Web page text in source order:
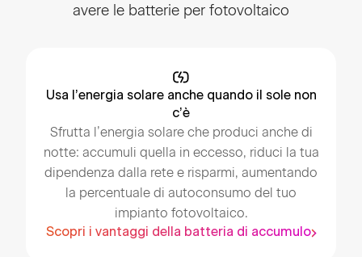
avere le batterie per fotovoltaico
Usa l’energia solare anche quando il sole non
c’è
Sfrutta l’energia solare che produci anche di
notte: accumuli quella in eccesso, riduci la tua
dipendenza dalla rete e risparmi, aumentando
la percentuale di autoconsumo del tuo
impianto fotovoltaico.
Scopri i vantaggi della batteria di accumulo